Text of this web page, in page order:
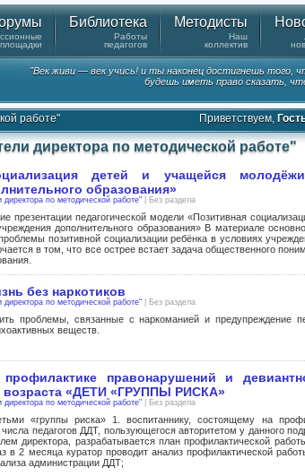
площадки
Библиотека
Работы
педагогов
Методисты
Наш
коллектив
"Век живи — век учись! и ты наконец достигнешь того,
будешь иметь право сказать,
работе" Приветствуем,
директора по методической работе"
детей и учащейся
образования»
директора по методической работе" | Без раздела
презентации педагогической модели «Позитивная
дополнительного образования» В материале
позитивной социализации ребёнка в условиях
в том, что все острее встает задача общественного
без наркотиков
директора по методической работе" | Без раздела
проблемы, связанные с наркоманией и предупреждение
веществ.
правонарушений и
возраста «ДЕТИ «ГРУППЫ РИСКА»
директора по методической работе" | Без раздела
«группы риска» 1. воспитаннику, состоящему на
педагогов ДДТ, пользующегося авторитетом у данного
директора, разрабатывается план профилактической
в 2 месяца куратор проводит анализ профилактической
администрации ДДТ;